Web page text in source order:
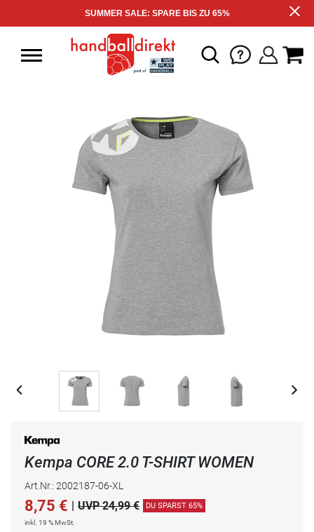
SUMMER SALE: SPARE BIS ZU 65%
Kempa CORE 2.0 T-SHIRT WOMEN
Art.Nr.: 2002187-06-XL
8,75 € | UVP 24,99 € DU SPARST 65%
inkl. 19 % MwSt.